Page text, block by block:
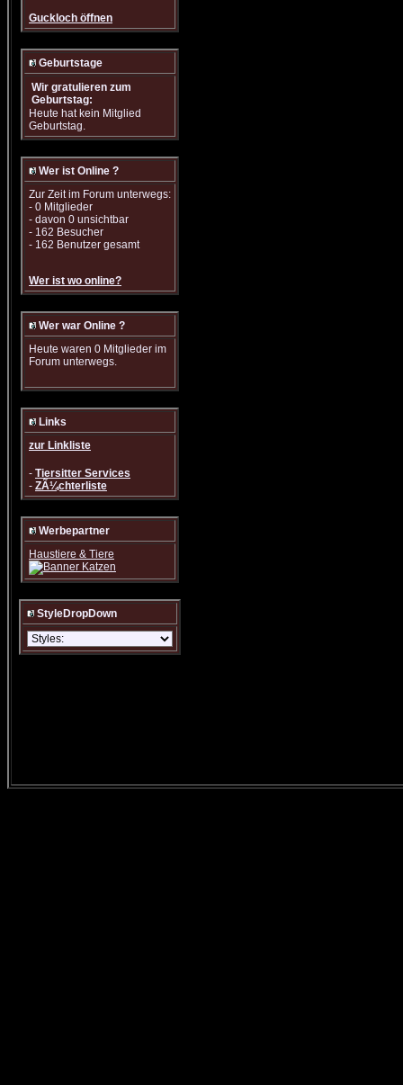
Guckloch öffnen
Geburtstage
Wir gratulieren zum
Geburtstag:
Heute hat kein Mitglied
Geburtstag.
Wer ist Online ?
Zur Zeit im Forum unterwegs:
- 0 Mitglieder
- davon 0 unsichtbar
- 162 Besucher
- 162 Benutzer gesamt
Wer ist wo online?
Wer war Online ?
Heute waren 0 Mitglieder im
Forum unterwegs.
Links
zur Linkliste
- Tiersitter Services
- ZÃ¼chterliste
Werbepartner
Haustiere & Tiere
StyleDropDown